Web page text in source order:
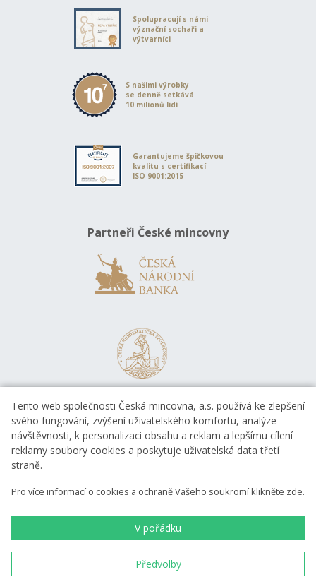
Spolupracují s námi
význační sochaři a
výtvarníci
S našimi výrobky
se denně setkává
10 milionů lidí
Garantujeme špičkovou
kvalitu s certifikací
ISO 9001:2015
Partneři České mincovny
EVROPSKÁ UNIE
Evropský fond pro regionální rozvoj
Evropský fond pro regionální rozvoj
Investice do vaší budoucnosti
Tento web společnosti Česká mincovna, a.s. používá ke zlepšení
svého fungování, zvýšení uživatelského komfortu, analýze
návštěvnosti, k personalizaci obsahu a reklam a lepšímu cílení
reklamy soubory cookies a poskytuje uživatelská data třetí
straně.
Pro více informací o cookies a ochraně Vašeho soukromí klikněte zde.
V pořádku
Předvolby